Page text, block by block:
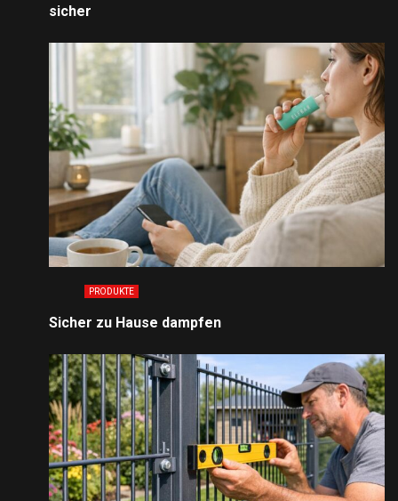
sicher
PRODUKTE
Sicher zu Hause dampfen